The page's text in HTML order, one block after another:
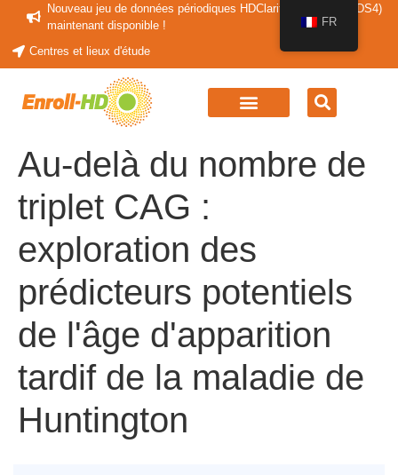
Nouveau jeu de données périodiques HDClarity (HDClarity-PDS4)
maintenant disponible !
Centres et lieux d'étude
Au-delà du nombre de
triplet CAG :
exploration des
prédicteurs potentiels
de l'âge d'apparition
tardif de la maladie de
Huntington
FR